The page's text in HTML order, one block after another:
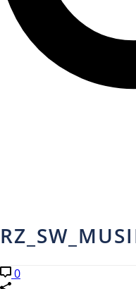
0